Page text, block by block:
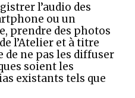
l’audio des
ou un
prendre des photos
l’Atelier et à titre
de ne pas les diffuser
soient les
existants tels que